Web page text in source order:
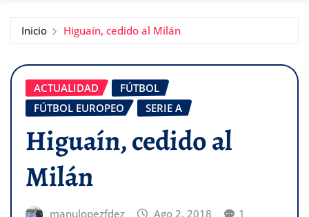
Inicio Higuaín, cedido al Milán
ACTUALIDAD
FÚTBOL
FÚTBOL EUROPEO
SERIE A
Higuaín, cedido al
Milán
manulopezfdez Ago 2, 2018 1